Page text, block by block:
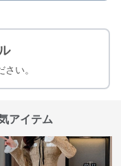
い。
アイテム